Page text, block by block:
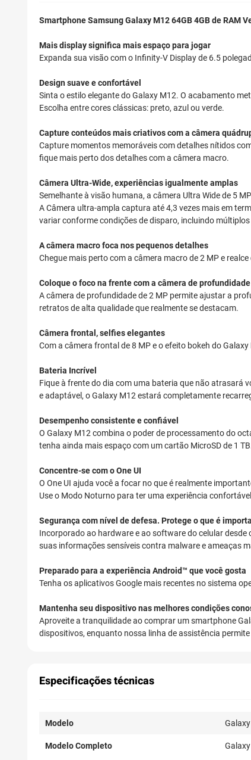
Smartphone Samsung Galaxy M12 64GB 4GB de RAM
Mais display significa mais espaço para jogar
Expanda sua visão com o Infinity-V Display de 6.5
Design suave e confortável
Sinta o estilo elegante do Galaxy M12. O acabamento
Escolha entre cores clássicas: preto, azul ou verde.
Capture conteúdos mais criativos com a câmera
Capture momentos memoráveis com detalhes nítidos
fique mais perto dos detalhes com a câmera macro.
Câmera Ultra-Wide, experiências igualmente amplas
Semelhante à visão humana, a câmera Ultra Wide de 5
A Câmera ultra-ampla captura até 4,3 vezes mais em
variar conforme condições de disparo, incluindo
A câmera macro foca nos pequenos detalhes
Chegue mais perto com a câmera macro de 2 MP e
Coloque o foco na frente com a câmera de profundidade
A câmera de profundidade de 2 MP permite ajustar a
retratos de alta qualidade que realmente se destacam.
Câmera frontal, selfies elegantes
Com a câmera frontal de 8 MP e o efeito bokeh do
Bateria Incrível
Fique à frente do dia com uma bateria que não atrasará
e adaptável, o Galaxy M12 estará completamente
Desempenho consistente e confiável
O Galaxy M12 combina o poder de processamento do
tenha ainda mais espaço com um cartão MicroSD de 1
Concentre-se com o One UI
O One UI ajuda você a focar no que é realmente
Use o Modo Noturno para ter uma experiência
Segurança com nível de defesa. Protege o que é
Incorporado ao hardware e ao software do celular desde
suas informações sensíveis contra malware e ameaças
Preparado para a experiência Android™ que você gosta
Tenha os aplicativos Google mais recentes no sistema
Mantenha seu dispositivo nas melhores condições
Aproveite a tranquilidade ao comprar um smartphone
dispositivos, enquanto nossa linha de assistência
Especificações técnicas
Modelo
Modelo Completo